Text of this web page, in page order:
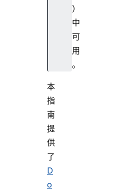
）
中
可
用
。
本
指
南
提
供
了
D
o